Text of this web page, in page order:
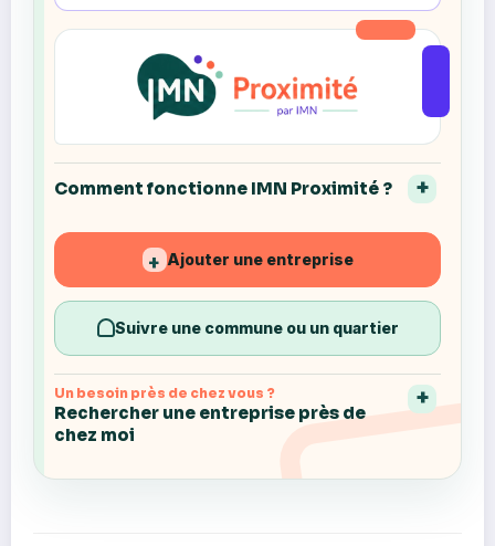
Comment fonctionne IMN Proximité ?
+ Ajouter une entreprise
Suivre une commune ou un quartier
Un besoin près de chez vous ?
Rechercher une entreprise près de
chez moi